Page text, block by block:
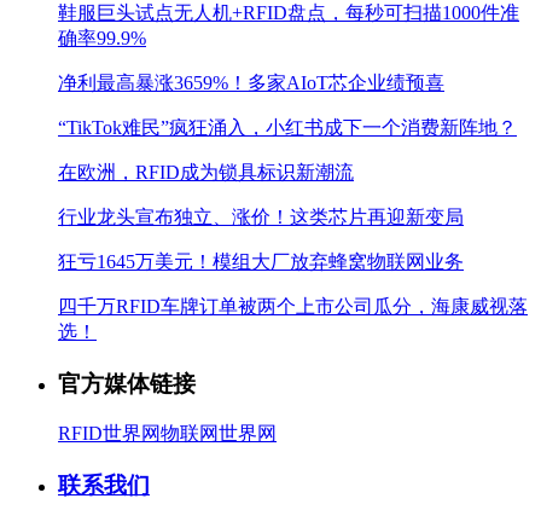
鞋服巨头试点无人机+RFID盘点，每秒可扫描1000件准
确率99.9%
净利最高暴涨3659%！多家AIoT芯企业绩预喜
“TikTok难民”疯狂涌入，小红书成下一个消费新阵地？
在欧洲，RFID成为锁具标识新潮流
行业龙头宣布独立、涨价！这类芯片再迎新变局
狂亏1645万美元！模组大厂放弃蜂窝物联网业务
四千万RFID车牌订单被两个上市公司瓜分，海康威视落
选！
官方媒体链接
RFID世界网物联网世界网
联系我们